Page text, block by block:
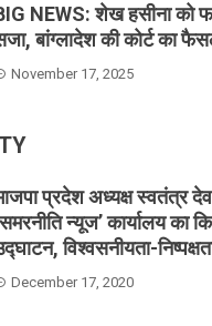
NEWS: शेख हसीना को
बांग्लादेश की कोर्ट का
November 17, 2025
प्रदेश अध्यक्ष स्वतंत्र
न्यूज’ कार्यालय का
विश्वसनीयता-
December 17, 2020